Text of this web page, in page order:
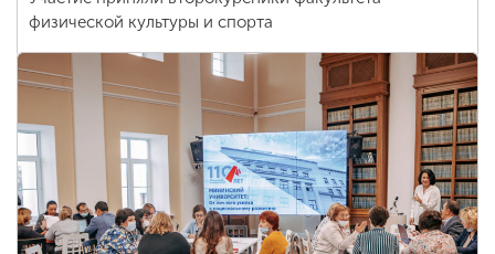
физической культуры и спорта